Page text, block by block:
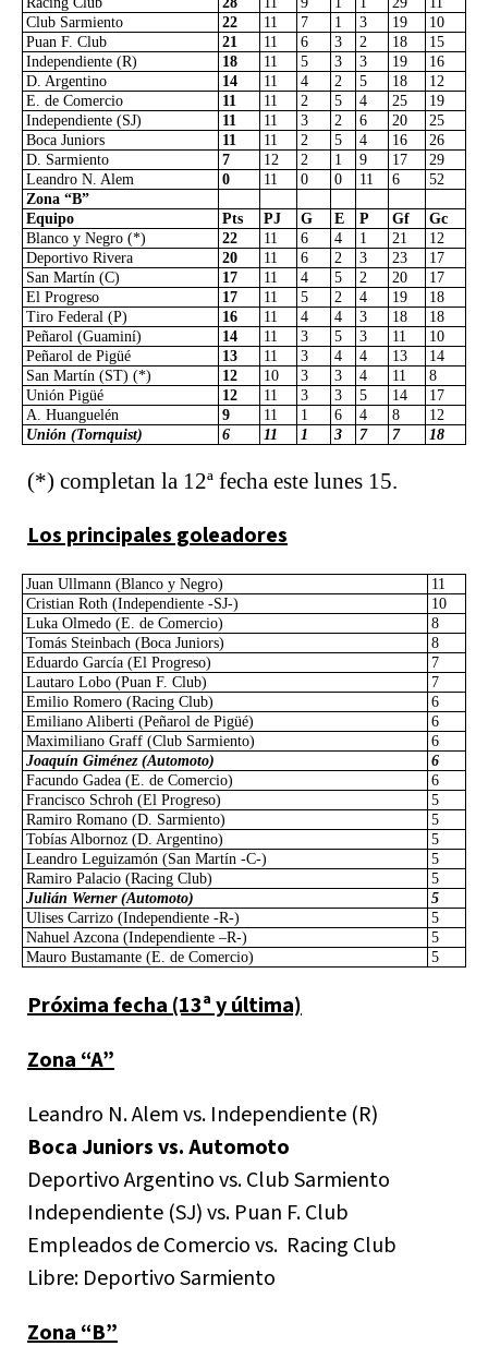
Club Sarmiento
22 11 7 1 3 19
10
Puan F. Club
21 11 6 3 2 18
15
Independiente (R)
18 11 5 3 3 19
16
D. Argentino
14 11 4 2 5 18
12
E. de Comercio
11 11 2 5 4 25
19
Independiente (SJ)
11 11 3 2 6 20
25
Boca Juniors
11 11 2 5 4 16
26
D. Sarmiento
7 12 2 1 9 17
29
Leandro N. Alem
0 11 0 0 11 6
52
Zona “B”
Equipo
Pts PJ G E P Gf
Gc
Blanco y Negro (*)
22 11 6 4 1 21
12
Deportivo Rivera
20 11 6 2 3 23
17
San Martín (C)
17 11 4 5 2 20
17
El Progreso
17 11 5 2 4 19
18
Tiro Federal (P)
16 11 4 4 3 18
18
Peñarol (Guaminí)
14 11 3 5 3 11
10
Peñarol de Pigüé
13 11 3 4 4 13
14
San Martín (ST) (*)
12 10 3 3 4 11
8
Unión Pigüé
12 11 3 3 5 14
17
A. Huanguelén
9 11 1 6 4 8
12
Unión (Tornquist)
6 11 1 3 7 7 18
(*) completan la 12ª fecha este lunes 15.
Los principales goleadores
Juan Ullmann (Blanco y Negro)
11
Cristian Roth (Independiente -SJ-)
10
Luka Olmedo (E. de Comercio)
8
Tomás Steinbach (Boca Juniors)
8
Eduardo García (El Progreso)
7
Lautaro Lobo (Puan F. Club)
7
Emilio Romero (Racing Club)
6
Emiliano Aliberti (Peñarol de Pigüé)
6
Maximiliano Graff (Club Sarmiento)
6
Joaquín Giménez (Automoto)
6
Facundo Gadea (E. de Comercio)
6
Francisco Schroh (El Progreso)
5
Ramiro Romano (D. Sarmiento)
5
Tobías Albornoz (D. Argentino)
5
Leandro Leguizamón (San Martín -C-)
5
Ramiro Palacio (Racing Club)
5
Julián Werner (Automoto)
5
Ulises Carrizo (Independiente -R-)
5
Nahuel Azcona (Independiente –R-)
5
Mauro Bustamante (E. de Comercio)
5
Próxima fecha (13ª y última)
Zona “A”
Leandro N. Alem vs. Independiente (R)
Boca Juniors vs. Automoto
Deportivo Argentino vs. Club Sarmiento
Independiente (SJ) vs. Puan F. Club
Empleados de Comercio vs. Racing Club
Libre: Deportivo Sarmiento
Zona “B”